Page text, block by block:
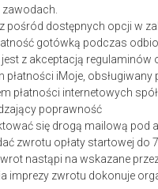
dostępnych opcji w
gotówką podczas
z akceptacją regulaminów
iMoje, obsługiwany
płatności internetowych
poprawność
się drogą mailową pod
zwrotu opłaty startowej do
nastąpi na wskazane
imprezy zwrotu dokonuje